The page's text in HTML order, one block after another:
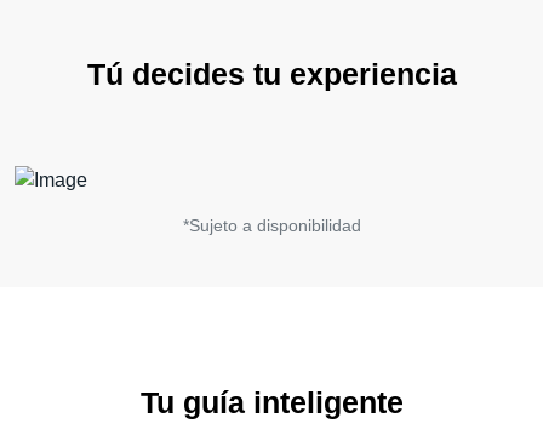
Tú decides tu experiencia
*Sujeto a disponibilidad
Tu guía inteligente